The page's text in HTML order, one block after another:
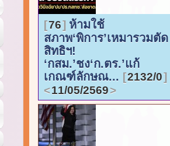
76
ห้ามใช้
สภาพ‘พิการ’เหมารวมตัด
สิทธิฯ!
‘กสม.’ชง‘ก.ตร.’แก้
เกณฑ์ลักษณ...
2132/0
11/05/2569